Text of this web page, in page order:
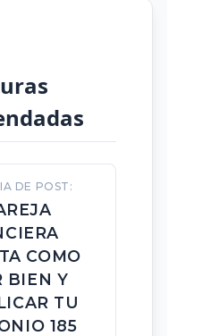
DE POST:
COMO
BIEN Y
TU
185